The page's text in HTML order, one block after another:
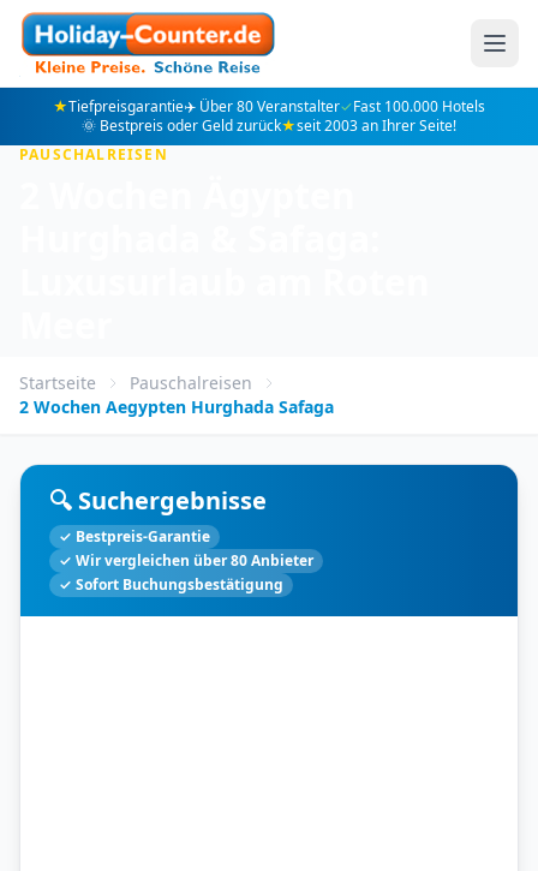
★Tiefpreisgarantie✈️ Über 80 Veranstalter✓Fast 100.000 Hotels
🌞 Bestpreis oder Geld zurück★seit 2003 an Ihrer Seite!
PAUSCHALREISEN
Startseite
Pauschalreisen
2 Wochen Aegypten Hurghada Safaga
🔍 Suchergebnisse
✓ Bestpreis-Garantie
✓ Wir vergleichen über 80 Anbieter
✓ Sofort Buchungsbestätigung